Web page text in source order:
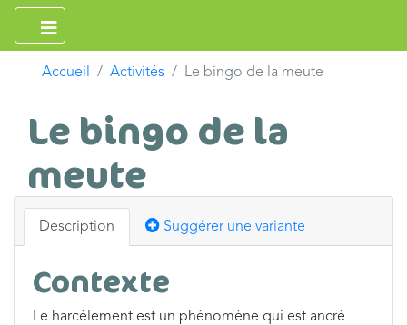
Accueil Activités Le bingo de la meute
Le bingo de la
meute
Description Suggérer une variante
Contexte
Le harcèlement est un phénomène qui est ancré